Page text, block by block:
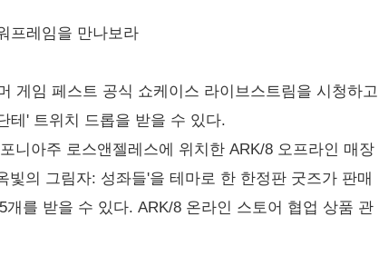
프레임을 만나보라
게임 페스트 공식 쇼케이스 라이브스트림을 시청하고
테' 트위치 드롭을 받을 수 있다.
니아주 로스앤젤레스에 위치한 ARK/8 오프라인 매장
의 그림자: 성좌들'을 테마로 한 한정판 굿즈가 판매
를 받을 수 있다. ARK/8 온라인 스토어 협업 상품 관